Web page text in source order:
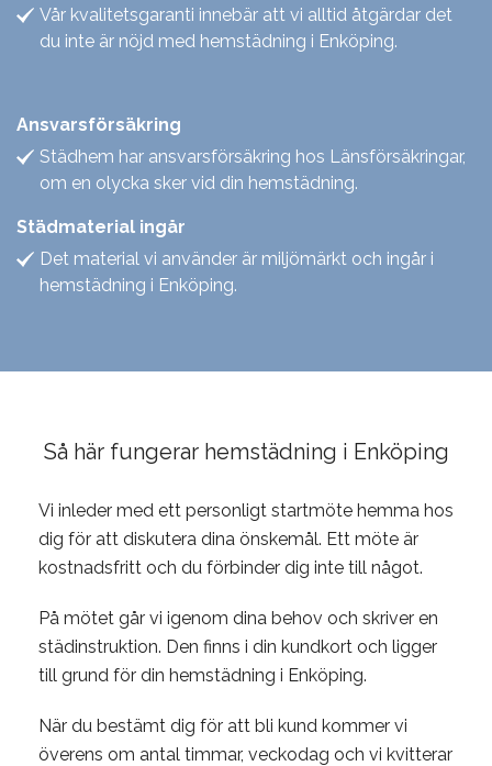
Vår kvalitetsgaranti innebär att vi alltid åtgärdar det
du inte är nöjd med hemstädning i Enköping.
Ansvarsförsäkring
Städhem har ansvarsförsäkring hos Länsförsäkringar,
om en olycka sker vid din hemstädning.
Städmaterial ingår
Det material vi använder är miljömärkt och ingår i
hemstädning i Enköping.
Så här fungerar hemstädning i Enköping
Vi inleder med ett personligt startmöte hemma hos
dig för att diskutera dina önskemål. Ett möte är
kostnadsfritt och du förbinder dig inte till något.
På mötet går vi igenom dina behov och skriver en
städinstruktion. Den finns i din kundkort och ligger
till grund för din hemstädning i Enköping.
När du bestämt dig för att bli kund kommer vi
överens om antal timmar, veckodag och vi kvitterar